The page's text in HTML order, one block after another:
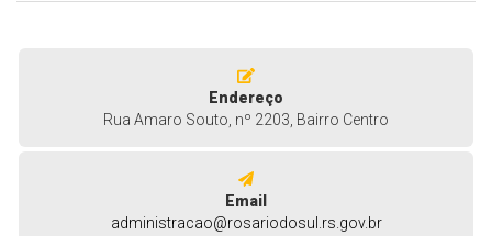
Endereço
Rua Amaro Souto, nº 2203, Bairro Centro
Email
administracao@rosariodosul.rs.gov.br